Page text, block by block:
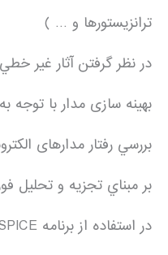
ترانزيستورها و … )
در نظر گرفتن آثار غير
بهينه سازی مدار با توجه
بررسي رفتار مدارهای
بر مبناي تجزيه و تحليل
در استفاده از برنامه HSPICE براي تجزيه و تحليل مدارها چهار مرحله اساسي زير را بايد در نظر گرفت: